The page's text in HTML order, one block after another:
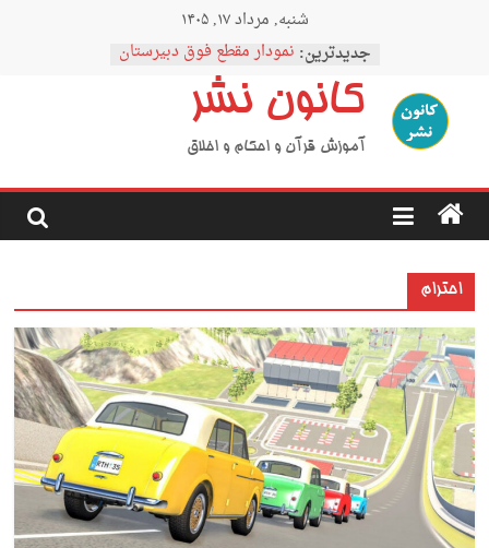
شنبه, مرداد ۱۷, ۱۴۰۵
جدیدترین: نمودار مقطع فوق دبیرستان
اردوی نیمه رمضان
اردوی نیمه شعبان
اردوی غدیر
اردوی محرم
کانون نشر
آموزش قرآن و احکام و اخلاق
احترام